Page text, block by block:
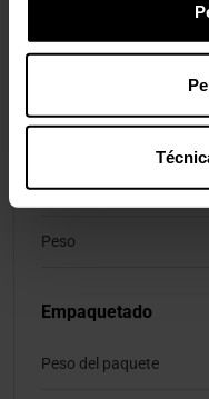
Peso y dimensiones
Altura
Peso
Empaquetado
Peso del paquete